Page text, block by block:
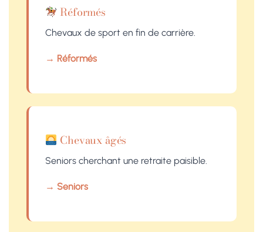
Réformés
Chevaux de sport en fin de carrière.
→ Réformés
Chevaux âgés
Seniors cherchant une retraite paisible.
→ Seniors